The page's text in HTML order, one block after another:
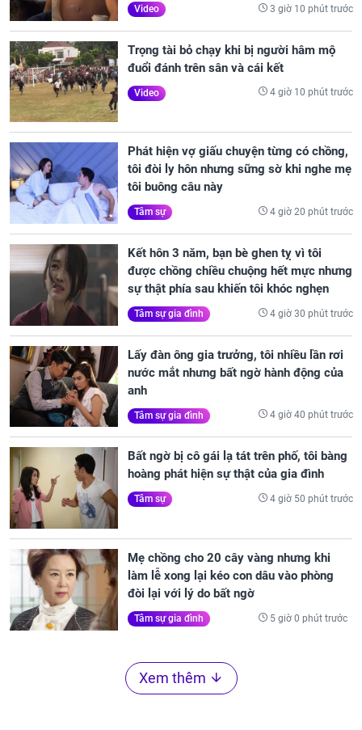
Video 3 giờ 10 phút trước
Trọng tài bỏ chạy khi bị người hâm mộ
đuổi đánh trên sân và cái kết
Video 4 giờ 10 phút trước
Phát hiện vợ giấu chuyện từng có chồng,
tôi đòi ly hôn nhưng sững sờ khi nghe mẹ
tôi buông câu này
Tâm sự 4 giờ 20 phút trước
Kết hôn 3 năm, bạn bè ghen tỵ vì tôi
được chồng chiều chuộng hết mực nhưng
sự thật phía sau khiến tôi khóc nghẹn
Tâm sự gia đình 4 giờ 30 phút trước
Lấy đàn ông gia trưởng, tôi nhiều lần rơi
nước mắt nhưng bất ngờ hành động của
anh
Tâm sự gia đình 4 giờ 40 phút trước
Bất ngờ bị cô gái lạ tát trên phố, tôi bàng
hoàng phát hiện sự thật của gia đình
Tâm sự 4 giờ 50 phút trước
Mẹ chồng cho 20 cây vàng nhưng khi
làm lễ xong lại kéo con dâu vào phòng
đòi lại với lý do bất ngờ
Tâm sự gia đình 5 giờ 0 phút trước
Xem thêm